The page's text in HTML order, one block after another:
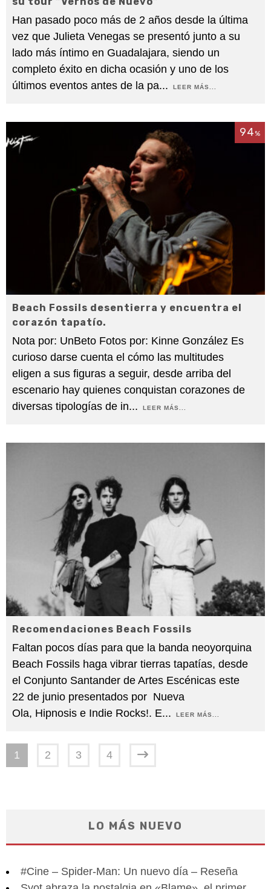
Han pasado poco más de 2 años desde la última
vez que Julieta Venegas se presentó junto a su
lado más íntimo en Guadalajara, siendo un
completo éxito en dicha ocasión y uno de los
últimos eventos antes de la pa... LEER MÁS...
94%
Beach Fossils desentierra y encuentra el
corazón tapatío.
Nota por: UnBeto Fotos por: Kinne González Es
curioso darse cuenta el cómo las multitudes
eligen a sus figuras a seguir, desde arriba del
escenario hay quienes conquistan corazones de
diversas tipologías de in... LEER MÁS...
Recomendaciones Beach Fossils
Faltan pocos días para que la banda neoyorquina
Beach Fossils haga vibrar tierras tapatías, desde
el Conjunto Santander de Artes Escénicas este
22 de junio presentados por Nueva
Ola, Hipnosis e Indie Rocks!. E... LEER MÁS...
1 2 3 4
LO MÁS NUEVO
#Cine – Spider-Man: Un nuevo día – Reseña